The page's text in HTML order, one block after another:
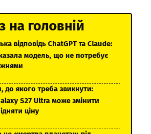
на головній
відповідь ChatGPT та Claude:
модель, що не потребує
до якого треба звикнути:
S27 Ultra може змінити
ціну